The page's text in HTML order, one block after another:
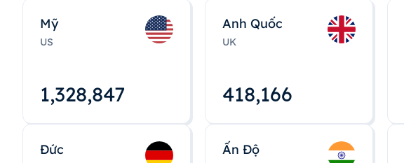
Mỹ
US
1,328,848
Anh Quốc
UK
418,167
Đức Ấn Độ